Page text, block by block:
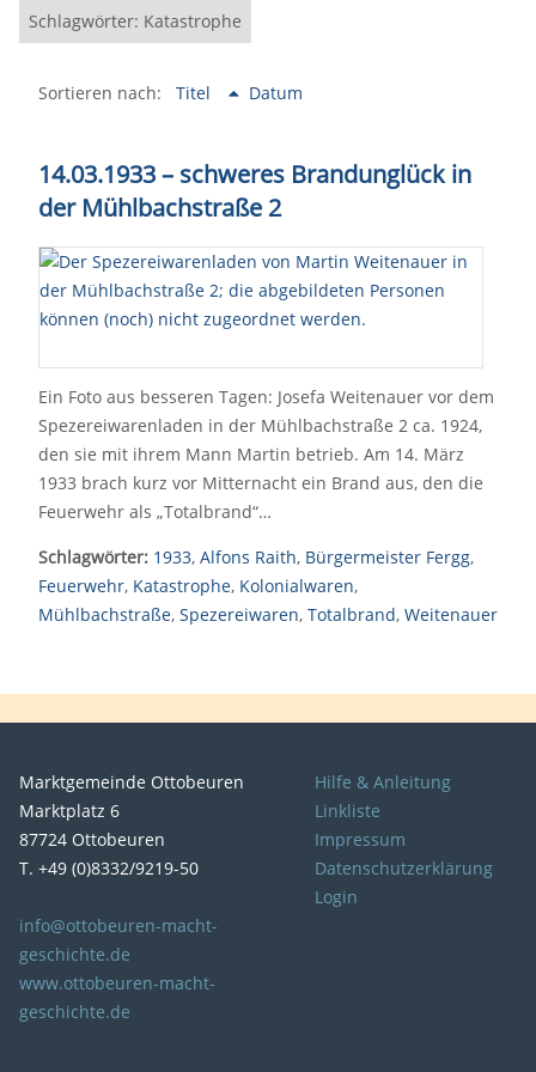
Schlagwörter: Katastrophe
Sortieren nach: Titel Datum
14.03.1933 – schweres Brandunglück in
der Mühlbachstraße 2
Ein Foto aus besseren Tagen: Josefa Weitenauer vor dem
Spezereiwarenladen in der Mühlbachstraße 2 ca. 1924,
den sie mit ihrem Mann Martin betrieb. Am 14. März
1933 brach kurz vor Mitternacht ein Brand aus, den die
Feuerwehr als „Totalbrand“…
Schlagwörter: 1933, Alfons Raith, Bürgermeister Fergg,
Feuerwehr, Katastrophe, Kolonialwaren,
Mühlbachstraße, Spezereiwaren, Totalbrand, Weitenauer
Marktgemeinde Ottobeuren
Marktplatz 6
87724 Ottobeuren
T. +49 (0)8332/9219-50
info@ottobeuren-macht-
geschichte.de
www.ottobeuren-macht-
geschichte.de
Hilfe & Anleitung
Linkliste
Impressum
Datenschutzerklärung
Login